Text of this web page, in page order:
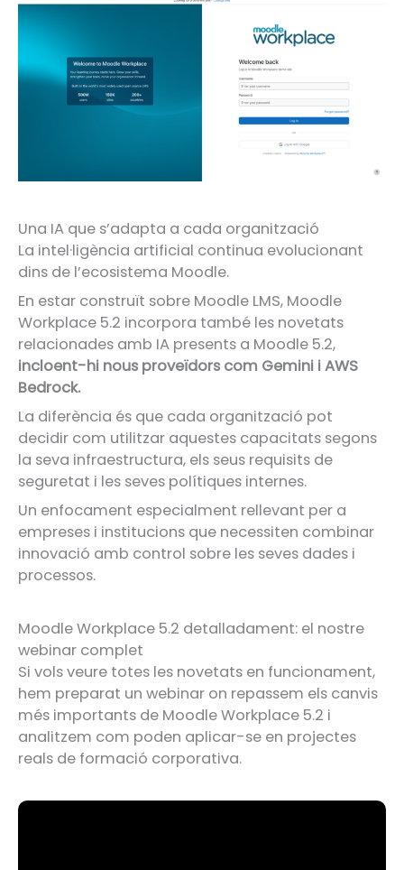
Una IA que s’adapta a cada organització
La intel·ligència artificial continua evolucionant
dins de l’ecosistema Moodle.
En estar construït sobre Moodle LMS, Moodle
Workplace 5.2 incorpora també les novetats
relacionades amb IA presents a Moodle 5.2,
incloent-hi nous proveïdors com Gemini i AWS
Bedrock.
La diferència és que cada organització pot
decidir com utilitzar aquestes capacitats segons
la seva infraestructura, els seus requisits de
seguretat i les seves polítiques internes.
Un enfocament especialment rellevant per a
empreses i institucions que necessiten combinar
innovació amb control sobre les seves dades i
processos.
Moodle Workplace 5.2 detalladament: el nostre
webinar complet
Si vols veure totes les novetats en funcionament,
hem preparat un webinar on repassem els canvis
més importants de Moodle Workplace 5.2 i
analitzem com poden aplicar-se en projectes
reals de formació corporativa.